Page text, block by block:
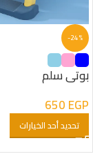
-24%
بوتى سلم
650EGP
تحديد أحد الخيارات